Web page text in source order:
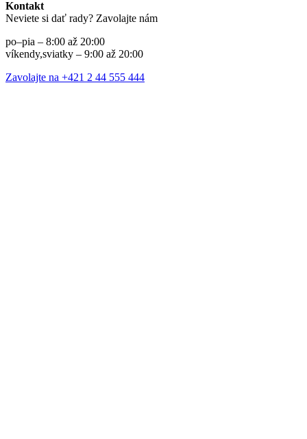
Kontakt
Neviete si dať rady? Zavolajte nám
po–pia – 8:00 až 20:00
víkendy,sviatky – 9:00 až 20:00
Zavolajte na +421 2 44 555 444